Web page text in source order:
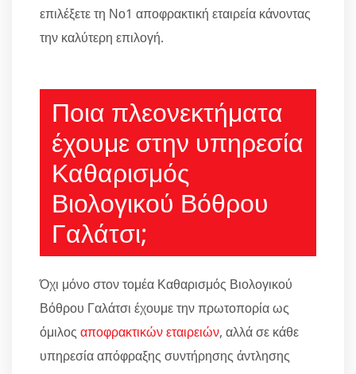
επιλέξετε τη Νο1 αποφρακτική εταιρεία κάνοντας
την καλύτερη επιλογή.
Ποια πλεονεκτήματα
έχουμε στην υπηρεσία
Καθαρισμός
Βιολογικού Βόθρου
Γαλάτσι;
Όχι μόνο στον τομέα Καθαρισμός Βιολογικού
Βόθρου Γαλάτσι έχουμε την πρωτοπορία ως
όμιλος αποφρακτικών εταιρειών, αλλά σε κάθε
υπηρεσία απόφραξης συντήρησης άντλησης